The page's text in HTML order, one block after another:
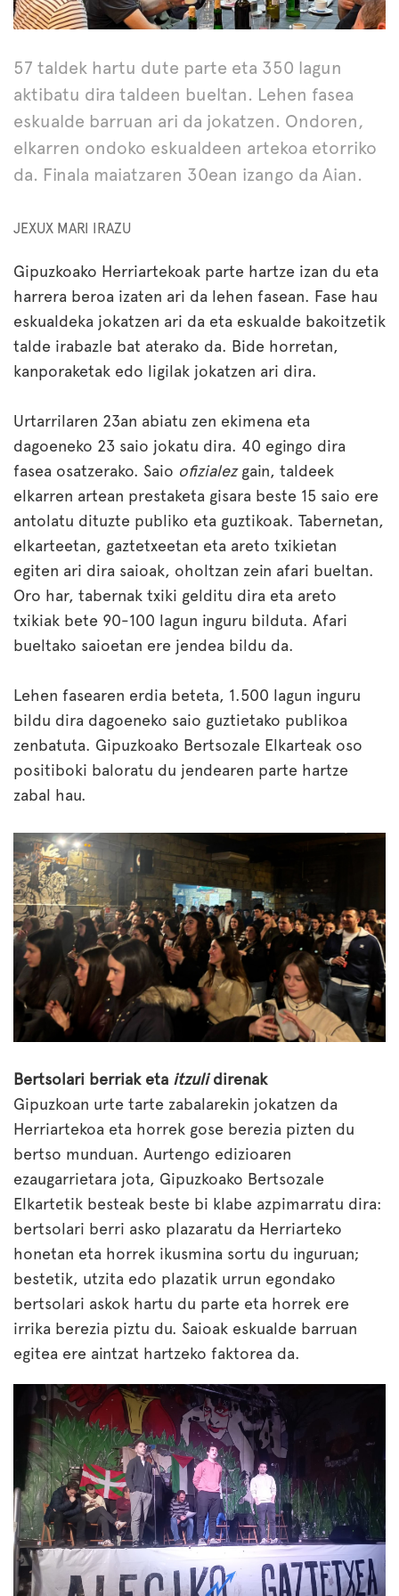
57 taldek hartu dute parte eta 350 lagun
aktibatu dira taldeen bueltan. Lehen fasea
eskualde barruan ari da jokatzen. Ondoren,
elkarren ondoko eskualdeen artekoa etorriko
da. Finala maiatzaren 30ean izango da Aian.
JEXUX MARI IRAZU
Gipuzkoako Herriartekoak parte hartze izan du eta
harrera beroa izaten ari da lehen fasean. Fase hau
eskualdeka jokatzen ari da eta eskualde bakoitzetik
talde irabazle bat aterako da. Bide horretan,
kanporaketak edo ligilak jokatzen ari dira.
Urtarrilaren 23an abiatu zen ekimena eta
dagoeneko 23 saio jokatu dira. 40 egingo dira
fasea osatzerako. Saio ofizialezgain, taldeek
elkarren artean prestaketa gisara beste 15 saio ere
antolatu dituzte publiko eta guztikoak. Tabernetan,
elkarteetan, gaztetxeetan eta areto txikietan
egiten ari dira saioak, oholtzan zein afari bueltan.
Oro har, tabernak txiki gelditu dira eta areto
txikiak bete 90-100 lagun inguru bilduta. Afari
bueltako saioetan ere jendea bildu da.
Lehen fasearen erdia beteta, 1.500 lagun inguru
bildu dira dagoeneko saio guztietako publikoa
zenbatuta. Gipuzkoako Bertsozale Elkarteak oso
positiboki baloratu du jendearen parte hartze
zabal hau.
Bertsolari berriak eta itzulidirenak
Gipuzkoan urte tarte zabalarekin jokatzen da
Herriartekoa eta horrek gose berezia pizten du
bertso munduan. Aurtengo edizioaren
ezaugarrietara jota, Gipuzkoako Bertsozale
Elkartetik besteak beste bi klabe azpimarratu dira:
bertsolari berri asko plazaratu da Herriarteko
honetan eta horrek ikusmina sortu du inguruan;
bestetik, utzita edo plazatik urrun egondako
bertsolari askok hartu du parte eta horrek ere
irrika berezia piztu du. Saioak eskualde barruan
egitea ere aintzat hartzeko faktorea da.